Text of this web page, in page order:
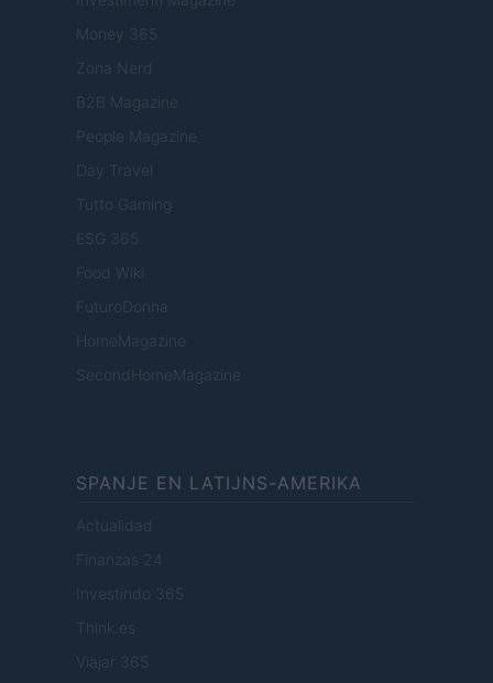
Money 365
Zona Nerd
B2B Magazine
People Magazine
Day Travel
Tutto Gaming
ESG 365
Food Wiki
FuturoDonna
HomeMagazine
SecondHomeMagazine
SPANJE EN LATIJNS-AMERIKA
Actualidad
Finanzas 24
Investindo 365
Think.es
Viajar 365